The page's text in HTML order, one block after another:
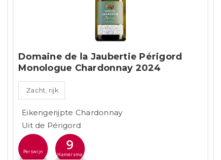
Domaine de la Jaubertie Périgord
Monologue Chardonnay 2024
Zacht, rijk
Eikengerijpte Chardonnay
Uit de Périgord
Perswijn 9
Hamersma